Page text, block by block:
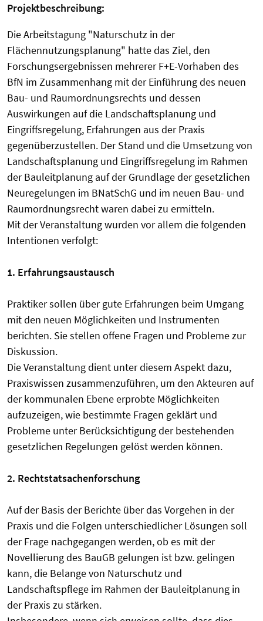
Projektbeschreibung:
Die Arbeitstagung "Naturschutz in der
Flächennutzungsplanung" hatte das Ziel, den
Forschungsergebnissen mehrerer F+E-Vorhaben des
BfN im Zusammenhang mit der Einführung des neuen
Bau- und Raumordnungsrechts und dessen
Auswirkungen auf die Landschaftsplanung und
Eingriffsregelung, Erfahrungen aus der Praxis
gegenüberzustellen. Der Stand und die Umsetzung von
Landschaftsplanung und Eingriffsregelung im Rahmen
der Bauleitplanung auf der Grundlage der gesetzlichen
Neuregelungen im BNatSchG und im neuen Bau- und
Raumordnungsrecht waren dabei zu ermitteln.
Mit der Veranstaltung wurden vor allem die folgenden
Intentionen verfolgt:
1. Erfahrungsaustausch
Praktiker sollen über gute Erfahrungen beim Umgang
mit den neuen Möglichkeiten und Instrumenten
berichten. Sie stellen offene Fragen und Probleme zur
Diskussion.
Die Veranstaltung dient unter diesem Aspekt dazu,
Praxiswissen zusammenzuführen, um den Akteuren auf
der kommunalen Ebene erprobte Möglichkeiten
aufzuzeigen, wie bestimmte Fragen geklärt und
Probleme unter Berücksichtigung der bestehenden
gesetzlichen Regelungen gelöst werden können.
2. Rechtstatsachenforschung
Auf der Basis der Berichte über das Vorgehen in der
Praxis und die Folgen unterschiedlicher Lösungen soll
der Frage nachgegangen werden, ob es mit der
Novellierung des BauGB gelungen ist bzw. gelingen
kann, die Belange von Naturschutz und
Landschaftspflege im Rahmen der Bauleitplanung in
der Praxis zu stärken.